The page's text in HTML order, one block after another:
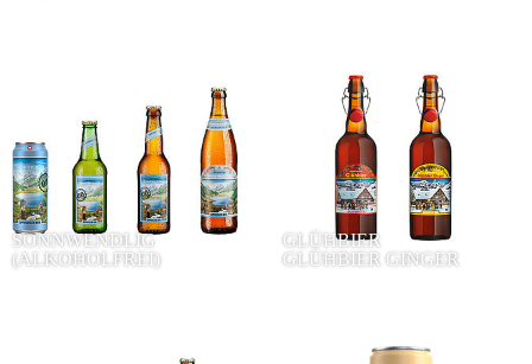
SONNWENDLIG
(ALKOHOLFREI)
GLÜHBIER
GLÜHBIER GINGER